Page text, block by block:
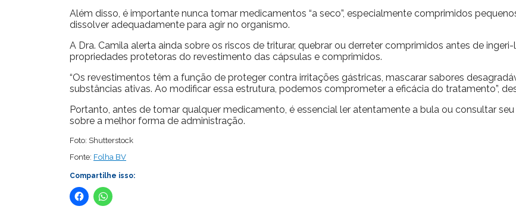
Além disso, é importante nunca tomar medicamentos “a seco”, especialmente comprimidos
dissolver adequadamente para agir no organismo.
A Dra. Camila alerta ainda sobre os riscos de triturar, quebrar ou derreter comprimidos antes de
propriedades protetoras do revestimento das cápsulas e comprimidos.
“Os revestimentos têm a função de proteger contra irritações gástricas, mascarar sabores
substâncias ativas. Ao modificar essa estrutura, podemos comprometer a eficácia do tratamento”,
Portanto, antes de tomar qualquer medicamento, é essencial ler atentamente a bula ou consultar
sobre a melhor forma de administração.
Foto: Shutterstock
Fonte: Folha BV
Compartilhe isso: